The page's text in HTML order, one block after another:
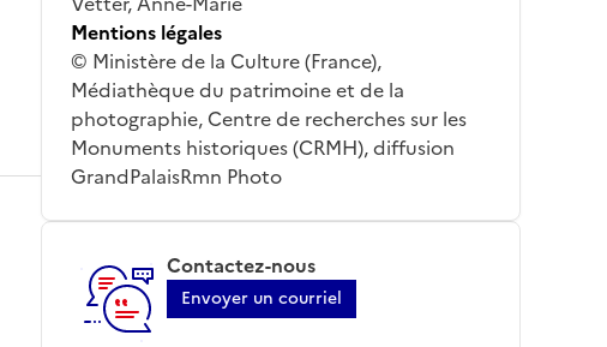
Mentions légales
© Ministère de la Culture (France),
Médiathèque du patrimoine et de la
photographie, Centre de recherches sur les
Monuments historiques (CRMH), diffusion
GrandPalaisRmn Photo
Contactez-nous
Envoyer un courriel